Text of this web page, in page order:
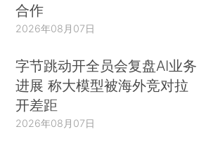
合作
2026年08月07日
字节跳动开全员会复盘AI业务
进展 称大模型被海外竞对拉
开差距
2026年08月07日